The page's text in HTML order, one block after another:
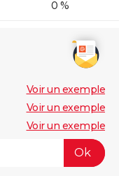
0 %
Voir un exemple
Voir un exemple
Voir un exemple